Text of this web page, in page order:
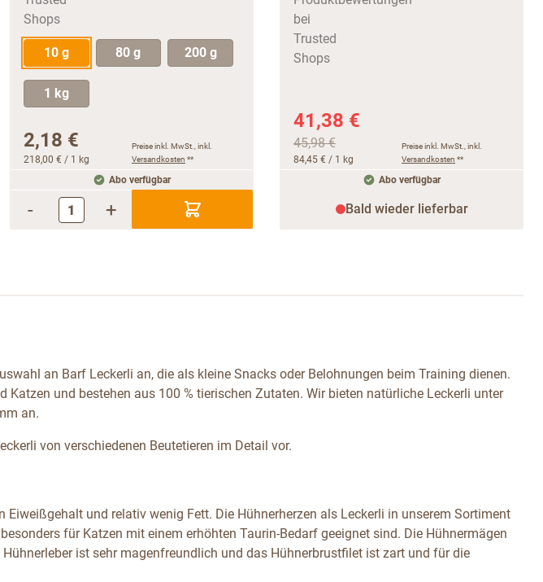
10 g 80 g 200 g
1 kg
2,18 €
218,00 € / 1 kg
Preise inkl. MwSt., inkl.
Versandkosten **
Abo verfügbar
- +
41,38 €
45,98 €
84,45 € / 1 kg
Preise inkl. MwSt., inkl.
Versandkosten **
Abo verfügbar
Bald wieder lieferbar
an Barf Leckerli an, die als kleine Snacks oder Belohnungen beim Training dienen.
Katzen und bestehen aus 100 % tierischen Zutaten. Wir bieten natürliche Leckerli unter
an.
von verschiedenen Beutetieren im Detail vor.
Eiweißgehalt und relativ wenig Fett. Die Hühnerherzen als Leckerli in unserem Sortiment
für Katzen mit einem erhöhten Taurin-Bedarf geeignet sind. Die Hühnermägen
ist sehr magenfreundlich und das Hühnerbrustfilet ist zart und für die